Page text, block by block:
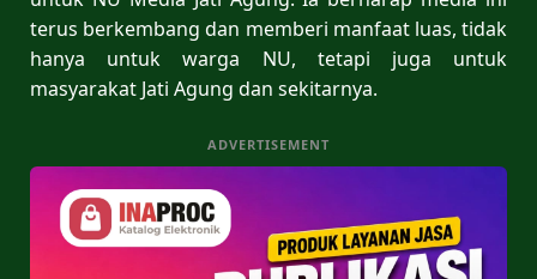
terus berkembang dan memberi manfaat luas, tidak
hanya untuk warga NU, tetapi juga untuk
masyarakat Jati Agung dan sekitarnya.
ADVERTISEMENT